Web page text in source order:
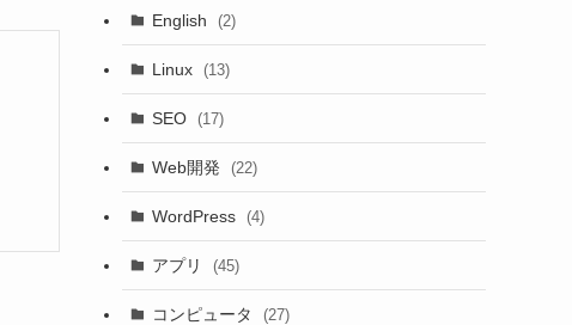
English (2)
Linux (13)
SEO (17)
Web開発 (22)
WordPress (4)
アプリ (45)
コンピュータ (27)